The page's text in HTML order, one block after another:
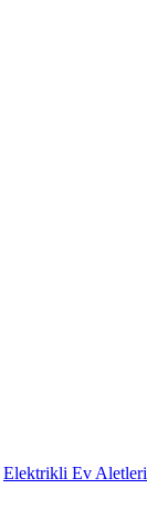
Elektrikli Ev Aletleri